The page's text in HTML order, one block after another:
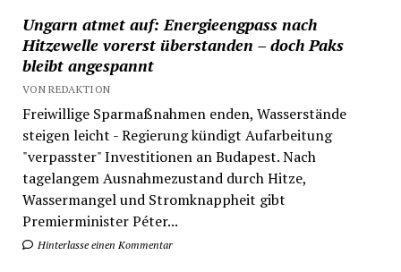
Ungarn atmet auf: Energieengpass nach
Hitzewelle vorerst überstanden – doch Paks
bleibt angespannt
VON REDAKTION
Freiwillige Sparmaßnahmen enden, Wasserstände
steigen leicht - Regierung kündigt Aufarbeitung
"verpasster" Investitionen an Budapest. Nach
tagelangem Ausnahmezustand durch Hitze,
Wassermangel und Stromknappheit gibt
Premierminister Péter...
Hinterlasse einen Kommentar